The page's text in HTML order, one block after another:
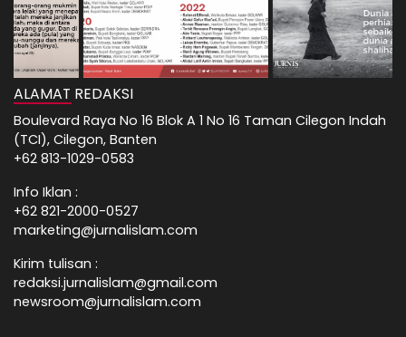
ALAMAT REDAKSI
Boulevard Raya No 16 Blok A 1 No 16 Taman Cilegon Indah
(TCI), Cilegon, Banten
+62 813-1029-0583
Info Iklan :
+62 821-2000-0527
marketing@jurnalislam.com
Kirim tulisan :
redaksi.jurnalislam@gmail.com
newsroom@jurnalislam.com